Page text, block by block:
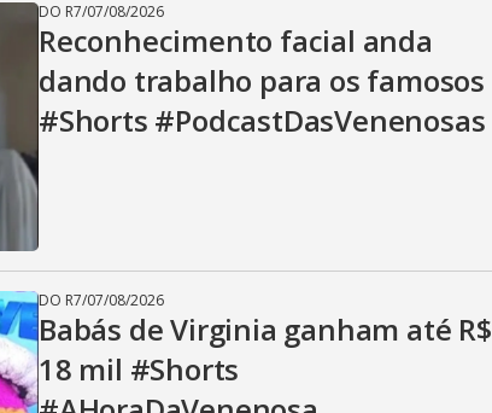
DO R7/07/08/2026
Reconhecimento facial anda
dando trabalho para os famosos
#Shorts #PodcastDasVenenosas
DO R7/07/08/2026
Babás de Virginia ganham até R$
18 mil #Shorts